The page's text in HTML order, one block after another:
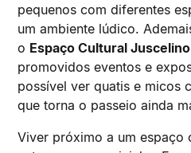
pequenos com diferentes
um ambiente lúdico.
o Espaço Cultural
promovidos eventos e
possível ver quatis e micos
que torna o passeio ainda
Viver próximo a um espaço